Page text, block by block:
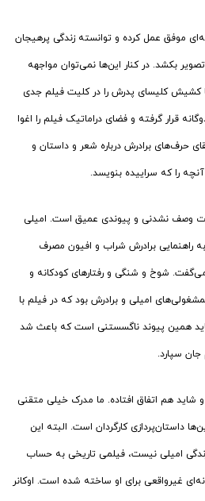
موفق عمل کرده و توانسته زندگی پرهیجان
بکشد. در کنار این‌ها نمی‌توان مواجهه
با کشیش کلیسای پدرش را در کلیت فیلم جدی
قرار گرفته و فضای دراماتیک فیلم را اغوا
حرف‌های برادرش درباره شعر و داستان و
را که سراییده بنویسد.
وصف نشدنی و پیوندی عمیق است. امیلی
راهنمایی برادرش شراب و افیون مصرف
شوخ و شنگی و رفتارهای کودکانه و
امیلی و برادرش بود که در فیلم با
همین پیوند ناگسستنی است که باعث شد
جان سپارد.
شاید هم اتفاق افتاده. ما مدرک خیلی متقنی
داستان‌پردازی کارگردان است. البته این
امیلی نیست، فیلمی تاریخی به حساب
غیرواقعی برای او ساخته شده است. اوکانر